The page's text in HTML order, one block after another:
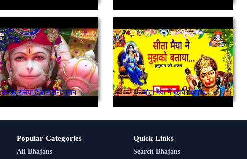
राम के रसिया हैं बालाजी हनुमान सीता मैया ने मुझको बताया
Popular Categories
All Bhajans
Quick Links
Search Bhajans